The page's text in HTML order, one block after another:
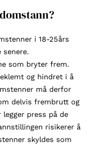
i 18-25års
senere.
som bryter frem.
og hindret i å
må derfor
delvis frembrutt og
press på de
risikerer å
skyldes som